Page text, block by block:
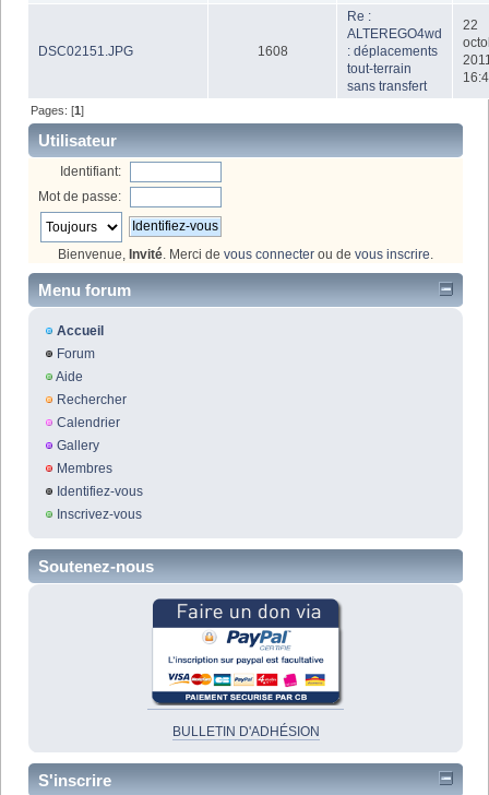
DSC02151.JPG 1608
Re :
ALTEREGO4wd
: déplacements
tout-terrain
sans transfert
22
Pages: [1]
Utilisateur
Identifiant:
Mot de passe:
Bienvenue, Invité. Merci de vous connecter ou de vous inscrire.
Menu forum
Accueil
Forum
Aide
Rechercher
Calendrier
Gallery
Membres
Identifiez-vous
Inscrivez-vous
Soutenez-nous
BULLETIN D'ADHÉSION
S'inscrire